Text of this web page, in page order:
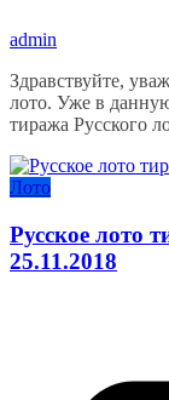
admin
Здравствуйте,
лото. Уже в
тиража Русского
Лото
Русское лото
25.11.2018